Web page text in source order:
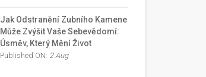
Jak Odstranění Zubního Kamene
Může Zvýšit Vaše Sebevědomí:
Úsměv, Který Mění Život
Published ON: 2 Aug